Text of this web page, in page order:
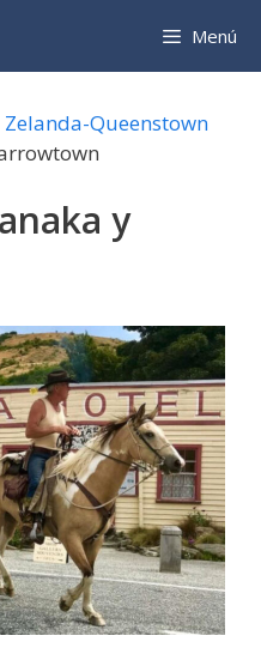
Menú
Zelanda-Queenstown
y